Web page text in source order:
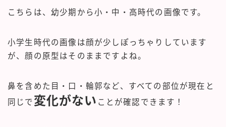
こちらは、幼少期から小・中・高時代の画像です。
小学生時代の画像は顔が少しぽっちゃりしています
が、顔の原型はそのままですよね。
鼻を含めた目・口・輪郭など、すべての部位が現在と
同じで 変化がない ことが確認できます！